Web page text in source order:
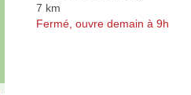
7 km
Fermé, ouvre demain à 9h